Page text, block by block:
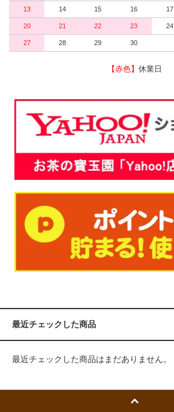
13 14 15 16 17
20 21 22 23 24
27 28 29 30
【赤色】 休業日
最近チェックした商品
最近チェックした商品はまだありません。